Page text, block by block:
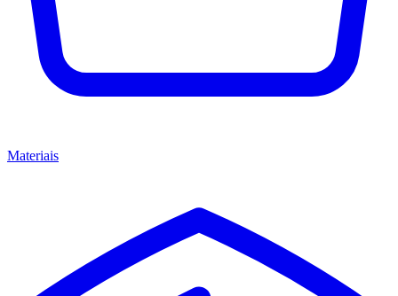
Materiais